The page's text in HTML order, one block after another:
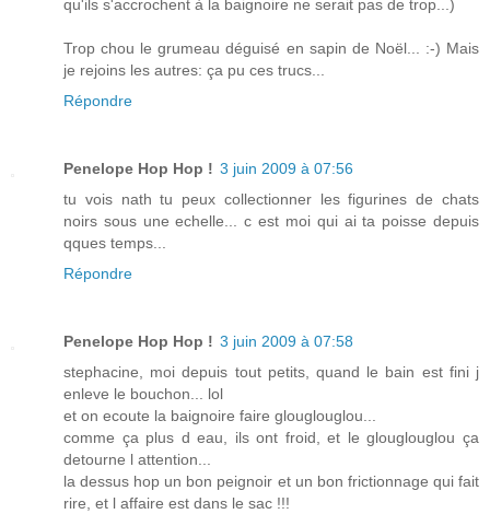
qu'ils s'accrochent à la baignoire ne serait pas de trop...)
Trop chou le grumeau déguisé en sapin de Noël... :-) Mais
je rejoins les autres: ça pu ces trucs...
Répondre
Penelope Hop Hop ! 3 juin 2009 à 07:56
tu vois nath tu peux collectionner les figurines de chats
noirs sous une echelle... c est moi qui ai ta poisse depuis
qques temps...
Répondre
Penelope Hop Hop ! 3 juin 2009 à 07:58
stephacine, moi depuis tout petits, quand le bain est fini j
enleve le bouchon... lol
et on ecoute la baignoire faire glouglouglou...
comme ça plus d eau, ils ont froid, et le glouglouglou ça
detourne l attention...
la dessus hop un bon peignoir et un bon frictionnage qui fait
rire, et l affaire est dans le sac !!!